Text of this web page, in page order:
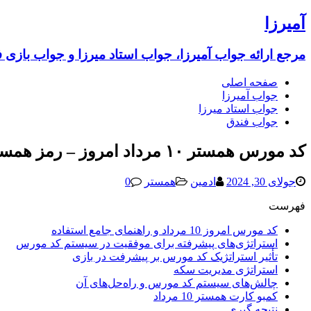
آمیرزا
مرجع ارائه جواب آمیرزا، جواب استاد میرزا و جواب بازی
صفحه اصلی
جواب آمیرزا
جواب استاد میرزا
جواب فندق
کد مورس همستر ۱۰ مرداد امروز – رمز همستر 10 مرداد 1403 (امشب جدید) یک میلیونی
جولای 30, 2024 ادمین همستر 0
فهرست
کد مورس امروز 10 مرداد و راهنمای جامع استفاده
استراتژی‌های پیشرفته برای موفقیت در سیستم کد مورس
تأثیر استراتژیک کد مورس بر پیشرفت در بازی
استراتژی مدیریت سکه
چالش‌های سیستم کد مورس و راه‌حل‌های آن
کمبو کارت همستر 10 مرداد